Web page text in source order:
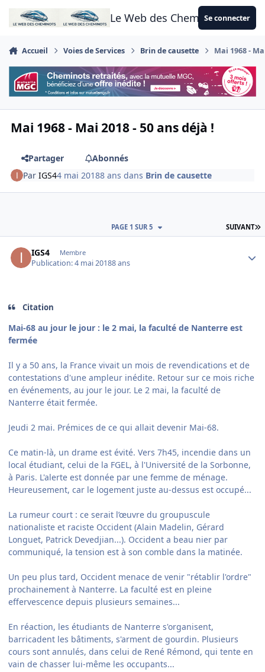
Aller au contenu
Le Web des CheminotsSe connecter
Accueil Voies de Services Brin de causette Mai 1968 -
Mai 1968 - Mai 2018 - 50 ans déjà !
Partager
Abonnés
ParIGS44 mai 20188 ans dans Brin de causette
SUIVANT
PAGE 1 SUR 5
IGS4 Membre
Publication:4 mai 20188 ans
Citation
Mai-68 au jour le jour : le 2 mai, la faculté de Nanterre est
fermée
Il y a 50 ans, la France vivait un mois de revendications et de
contestations d'une ampleur inédite. Retour sur ce mois riche
en événements, au jour le jour. Le 2 mai, la faculté de
Nanterre était fermée.
Jeudi 2 mai. Prémices de ce qui allait devenir Mai-68.
Ce matin-là, un drame est évité. Vers 7h45, incendie dans un
local étudiant, celui de la FGEL, à l'Université de la Sorbonne,
à Paris. L'alerte est donnée par une femme de ménage.
Heureusement, car le logement juste au-dessus est occupé...
La rumeur court : ce serait l’œuvre du groupuscule
nationaliste et raciste Occident (Alain Madelin, Gérard
Longuet, Patrick Devedjian...). Occident a beau nier par
communiqué, la tension est à son comble dans la matinée.
Un peu plus tard, Occident menace de venir "rétablir l'ordre"
prochainement à Nanterre. La faculté est en pleine
effervescence depuis plusieurs semaines...
En réaction, les étudiants de Nanterre s'organisent,
barricadent les bâtiments, s'arment de gourdin. Plusieurs
cours sont annulés, dans celui de René Rémond, qui tente en
vain de chasser lui-même les occupants...